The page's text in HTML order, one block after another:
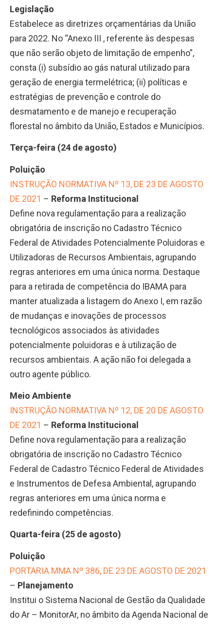
Legislação
Estabelece as diretrizes orçamentárias da União
para 2022. No “Anexo III , referente às despesas
que não serão objeto de limitação de empenho”,
consta (i) subsídio ao gás natural utilizado para
geração de energia termelétrica; (ii) políticas e
estratégias de prevenção e controle do
desmatamento e de manejo e recuperação
florestal no âmbito da União, Estados e Municípios.
Terça-feira (24 de agosto)
Poluição
INSTRUÇÃO NORMATIVA Nº 13, DE 23 DE AGOSTO
DE 2021 – Reforma Institucional
Define nova regulamentação para a realização
obrigatória de inscrição no Cadastro Técnico
Federal de Atividades Potencialmente Poluidoras e
Utilizadoras de Recursos Ambientais, agrupando
regras anteriores em uma única norma. Destaque
para a retirada de competência do IBAMA para
manter atualizada a listagem do Anexo I, em razão
de mudanças e inovações de processos
tecnológicos associados às atividades
potencialmente poluidoras e à utilização de
recursos ambientais. A ação não foi delegada a
outro agente público.
Meio Ambiente
INSTRUÇÃO NORMATIVA Nº 12, DE 20 DE AGOSTO
DE 2021 – Reforma Institucional
Define nova regulamentação para a realização
obrigatória de inscrição no Cadastro Técnico
Federal de Cadastro Técnico Federal de Atividades
e Instrumentos de Defesa Ambiental, agrupando
regras anteriores em uma única norma e
redefinindo competências.
Quarta-feira (25 de agosto)
Poluição
PORTARIA MMA Nº 386, DE 23 DE AGOSTO DE 2021
– Planejamento
Institui o Sistema Nacional de Gestão da Qualidade
do Ar – MonitorAr, no âmbito da Agenda Nacional de